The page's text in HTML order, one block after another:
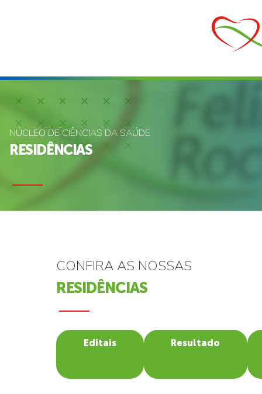
NÚCLEO DE CIÊNCIAS DA SAÚDE
RESIDÊNCIAS
CONFIRA AS NOSSAS
RESIDÊNCIAS
Editais Resultado